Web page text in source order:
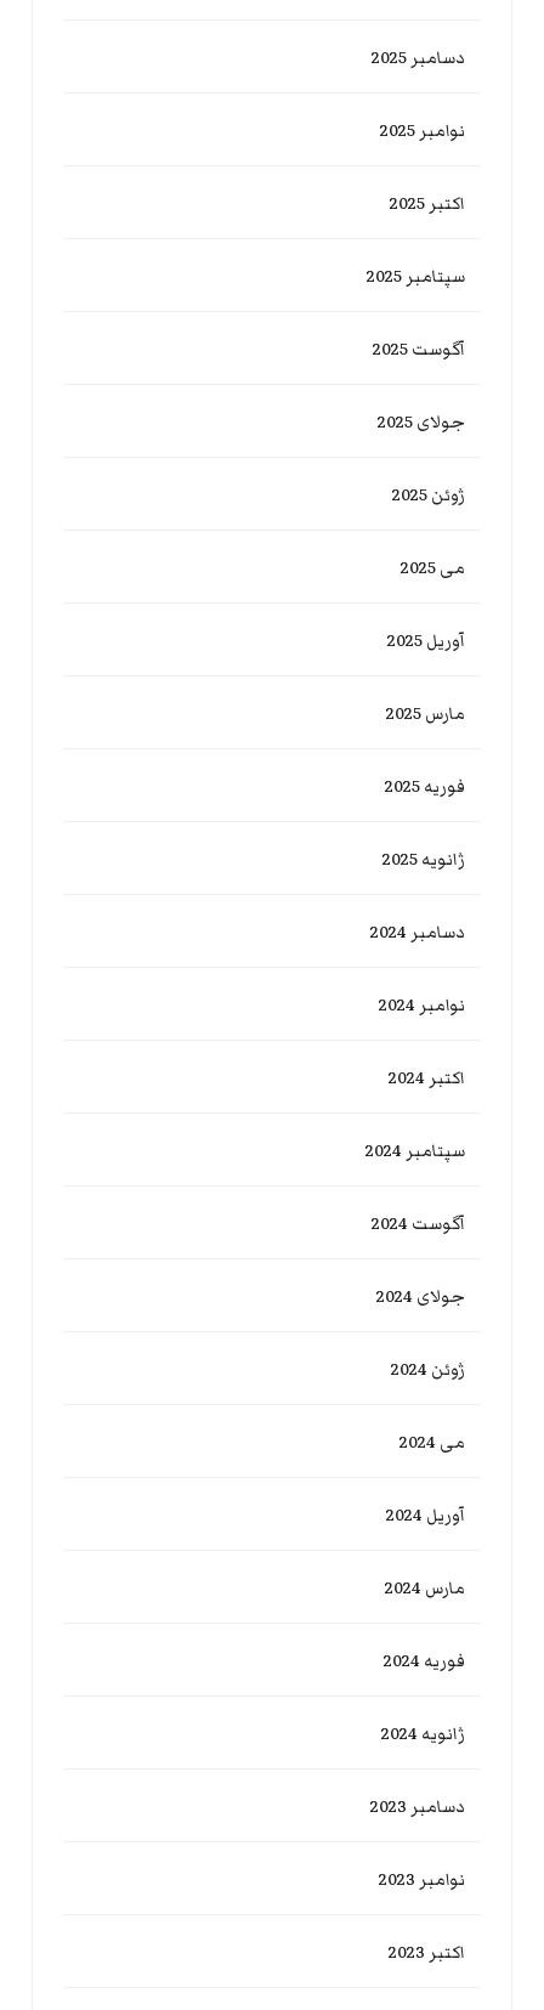
دسامبر 2025
نوامبر 2025
اکتبر 2025
سپتامبر 2025
آگوست 2025
جولای 2025
ژوئن 2025
می 2025
آوریل 2025
مارس 2025
فوریه 2025
ژانویه 2025
دسامبر 2024
نوامبر 2024
اکتبر 2024
سپتامبر 2024
آگوست 2024
جولای 2024
ژوئن 2024
می 2024
آوریل 2024
مارس 2024
فوریه 2024
ژانویه 2024
دسامبر 2023
نوامبر 2023
اکتبر 2023